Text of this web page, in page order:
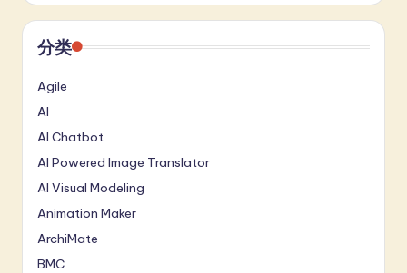
分类
Agile
AI
AI Chatbot
AI Powered Image Translator
AI Visual Modeling
Animation Maker
ArchiMate
BMC